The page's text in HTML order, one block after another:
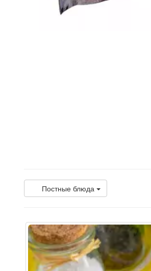
Постные блюда